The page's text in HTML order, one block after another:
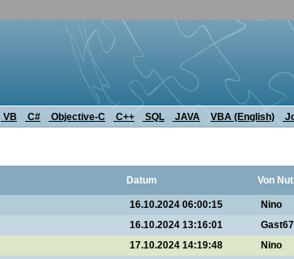
VB C# Objective-C C++ SQL JAVA VBA (English)
Datum Von
16.10.2024 06:00:15
Nino
16.10.2024 13:16:01
17.10.2024 14:19:48
Nino